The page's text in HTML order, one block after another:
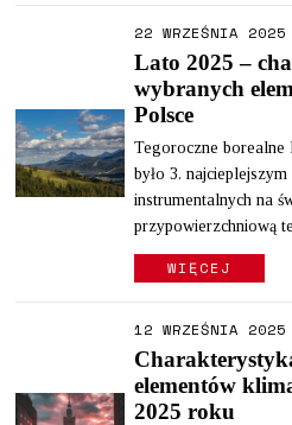
22 WRZEŚNIA 2025
Lato 2025 –
wybranych
Polsce
Tegoroczne borealne
było 3.
instrumentalnych na
przypowierzchniową
WIĘCEJ
12 WRZEŚNIA 2025
elementów
2025 roku